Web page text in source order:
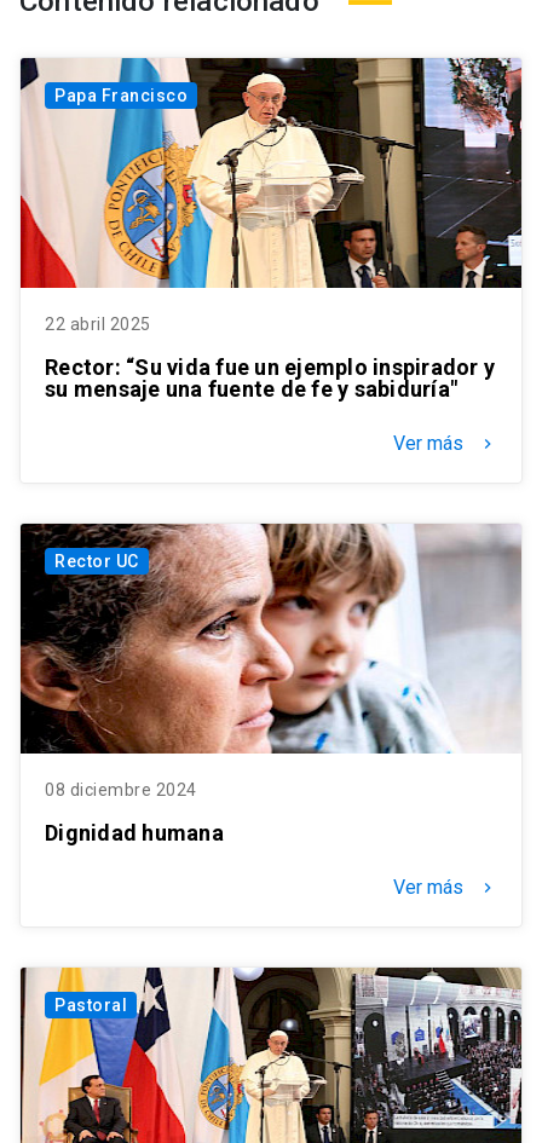
Papa Francisco
22 abril 2025
Rector: “Su vida fue un ejemplo inspirador y
su mensaje una fuente de fe y sabiduría"
Ver más keyboard_arrow_right
Rector UC
08 diciembre 2024
Dignidad humana
Ver más keyboard_arrow_right
Pastoral